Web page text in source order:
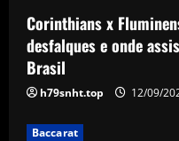
'F off
rip at
12/
Corinthians x
desfalques e onde
Brasil
h79snht.top 12/09/
Baccarat